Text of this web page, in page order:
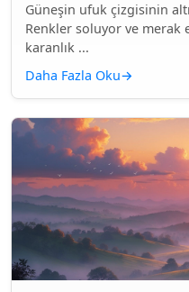
Güneşin ufuk çizgisinin
Renkler soluyor ve merak
karanlık ...
Daha Fazla Oku→